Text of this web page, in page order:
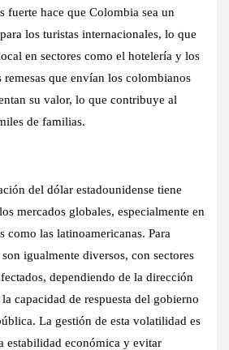
fuerte hace que Colombia sea un
los turistas internacionales, lo que
en sectores como el hotelería y los
remesas que envían los colombianos
su valor, lo que contribuye al
de familias.
del dólar estadounidense tiene
mercados globales, especialmente en
como las latinoamericanas. Para
igualmente diversos, con sectores
dependiendo de la dirección
capacidad de respuesta del gobierno
La gestión de esta volatilidad es
estabilidad económica y evitar